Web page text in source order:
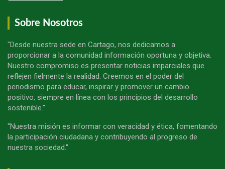
Sobre Nosotros
"Desde nuestra sede en Cartago, nos dedicamos a
proporcionar a la comunidad información oportuna y objetiva.
Nuestro compromiso es presentar noticias imparciales que
reflejen fielmente la realidad. Creemos en el poder del
periodismo para educar, inspirar y promover un cambio
positivo, siempre en línea con los principios del desarrollo
sostenible."
"Nuestra misión es informar con veracidad y ética, fomentando
la participación ciudadana y contribuyendo al progreso de
nuestra sociedad."